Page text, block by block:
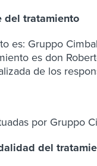
del tratamiento
es: Gruppo
es don
de los
por Gruppo
del